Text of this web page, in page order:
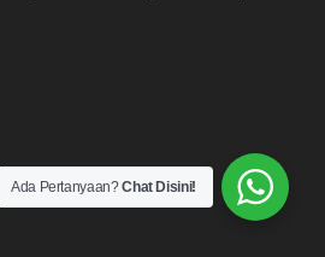
Ada Pertanyaan?Chat Disini!